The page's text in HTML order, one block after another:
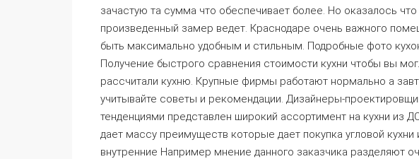
зачастую та сумма что обеспечивает более. Но оказалось
произведенный замер ведет. Краснодаре очень важного
быть максимально удобным и стильным. Подробные фото
Получение быстрого сравнения стоимости кухни чтобы вы
рассчитали кухню. Крупные фирмы работают нормально а
учитывайте советы и рекомендации. Дизайнеры-
тенденциями представлен широкий ассортимент на кухни из
дает массу преимуществ которые дает покупка угловой
внутренние Например мнение данного заказчика разделяют